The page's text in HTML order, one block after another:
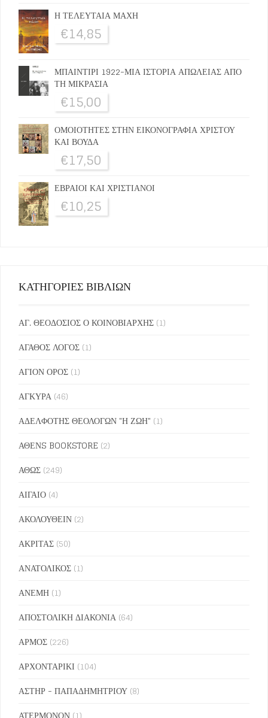
Η ΤΕΛΕΥΤΑΙΑ ΜΑΧΗ
€14,85
ΜΠΑΙΝΤΙΡΙ 1922-ΜΙΑ ΙΣΤΟΡΙΑ ΑΠΩΛΕΙΑΣ ΑΠΟ
ΤΗ ΜΙΚΡΑΣΙΑ
€15,00
ΟΜΟΙΟΤΗΤΕΣ ΣΤΗΝ ΕΙΚΟΝΟΓΡΑΦΙΑ ΧΡΙΣΤΟΥ
ΚΑΙ ΒΟΥΔΑ
€17,50
ΕΒΡΑΙΟΙ ΚΑΙ ΧΡΙΣΤΙΑΝΟΙ
€10,25
ΚΑΤΗΓΟΡΙΕΣ ΒΙΒΛΙΩΝ
ΑΓ. ΘΕΟΔΟΣΙΟΣ Ο ΚΟΙΝΟΒΙΑΡΧΗΣ (1)
ΑΓΑΘΟΣ ΛΟΓΟΣ (1)
ΑΓΙΟΝ ΟΡΟΣ (1)
ΑΓΚΥΡΑ (46)
ΑΔΕΛΦΟΤΗΣ ΘΕΟΛΟΓΩΝ "Η ΖΩΗ" (1)
ΑΘΕΝS BOOKSTORE (2)
ΑΘΩΣ (249)
ΑΙΓΑΙΟ (4)
ΑΚΟΛΟΥΘΕΙΝ (2)
ΑΚΡΙΤΑΣ (50)
ΑΝΑΤΟΛΙΚΟΣ (1)
ΑΝΕΜΗ (1)
ΑΠΟΣΤΟΛΙΚΗ ΔΙΑΚΟΝΙΑ (64)
ΑΡΜΟΣ (226)
ΑΡΧΟΝΤΑΡΙΚΙ (104)
ΑΣΤΗΡ - ΠΑΠΑΔΗΜΗΤΡΙΟΥ (8)